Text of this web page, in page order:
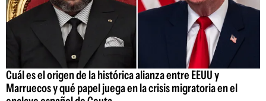
Cuál es el origen de la histórica alianza entre EEUU y
Marruecos y qué papel juega en la crisis migratoria en el